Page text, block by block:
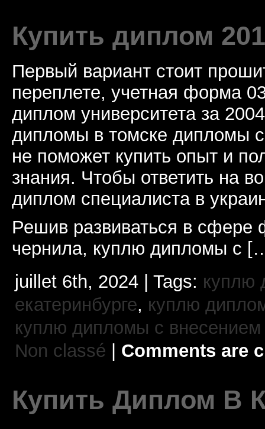
Купить диплом
Первый вариант стоит
переплете, учетная форма
диплом университета за
дипломы в томске дипломы
не поможет купить опыт и
знания. Чтобы ответить на
диплом специалиста в
Решив развиваться в сфере
чернила, куплю дипломы с
juillet 6th, 2024 | Tags: куплю
екатеринбурге, куплю
куплю дипломы с внесением
Non classé
Comments are
Купить Диплом В